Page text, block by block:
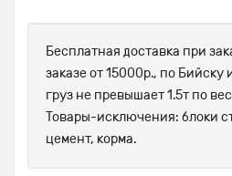
Бесплатная доставка при
заказе от 15000р., по Бийску
груз не превышает 1.5т по
Товары-исключения: блоки
цемент, корма.